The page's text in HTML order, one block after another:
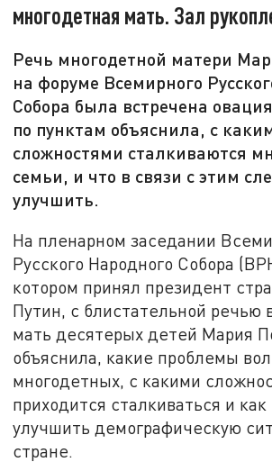
многодетная мать. Зал
Речь многодетной матери
на форуме Всемирного
Собора была встречена
по пунктам объяснила, с
сложностями сталкиваются
семьи, и что в связи с этим
улучшить.
На пленарном заседании
Русского Народного Собора
котором принял президент
Путин, с блистательной речью
мать десятерых детей Мария
объяснила, какие проблемы
многодетных, с какими
приходится сталкиваться и
улучшить демографическую
стране.